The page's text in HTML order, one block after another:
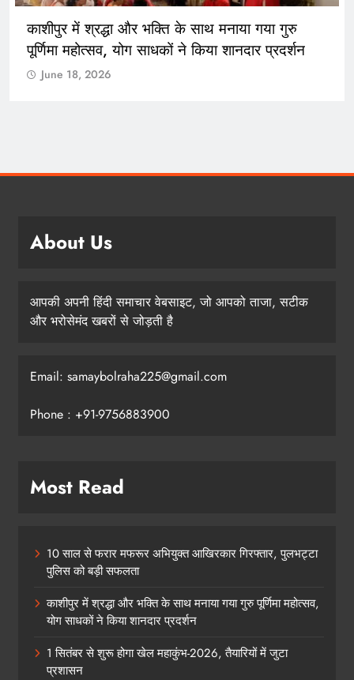
काशीपुर में श्रद्धा और भक्ति के साथ मनाया गया गुरु
पूर्णिमा महोत्सव, योग साधकों ने किया शानदार प्रदर्शन
June 18, 2026
About Us
आपकी अपनी हिंदी समाचार वेबसाइट, जो आपको ताजा, सटीक
और भरोसेमंद खबरों से जोड़ती है
Email: samaybolraha225@gmail.com
Phone : +91-9756883900
Most Read
10 साल से फरार मफरूर अभियुक्त आखिरकार गिरफ्तार, पुलभट्टा
पुलिस को बड़ी सफलता
काशीपुर में श्रद्धा और भक्ति के साथ मनाया गया गुरु पूर्णिमा महोत्सव,
योग साधकों ने किया शानदार प्रदर्शन
1 सितंबर से शुरू होगा खेल महाकुंभ-2026, तैयारियों में जुटा
प्रशासन